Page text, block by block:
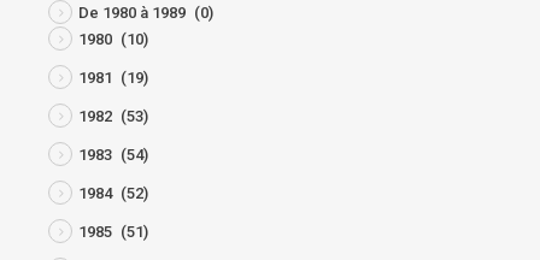
De 1980 à 1989 (0)
1980 (10)
1981 (19)
1982 (53)
1983 (54)
1984 (52)
1985 (51)